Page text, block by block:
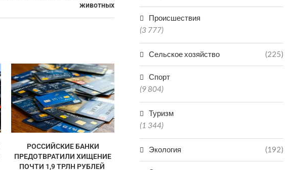
животных
РОССИЙСКИЕ БАНКИ
ПРЕДОТВРАТИЛИ ХИЩЕНИЕ
ПОЧТИ 1,9 ТРЛН РУБЛЕЙ
ЧИНОВНИК В ДАГЕСТАНЕ
ПОЛУЧИЛ 3,5 ГОДА КОЛОНИИ
07.08.2026
Происшествия
(3 777)
Сельское хозяйство (225)
Спорт
(9 804)
Туризм
(1 344)
Экология (192)